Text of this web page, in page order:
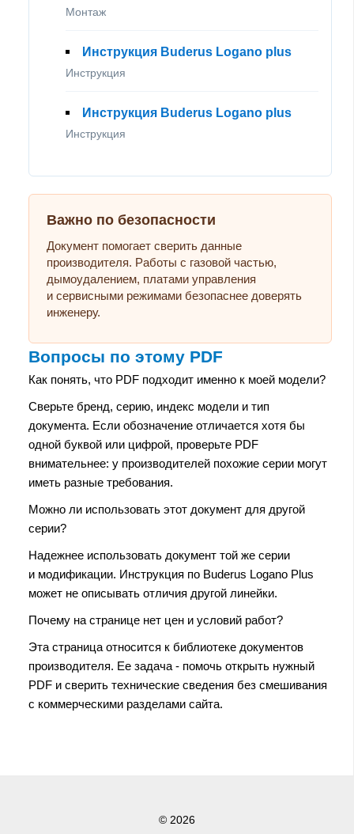
Монтаж
Инструкция Buderus Logano plus
Инструкция
Инструкция Buderus Logano plus
Инструкция
Важно по безопасности
Документ помогает сверить данные
производителя. Работы с газовой частью,
дымоудалением, платами управления
и сервисными режимами безопаснее доверять
инженеру.
Вопросы по этому PDF
Как понять, что PDF подходит именно к моей модели?
Сверьте бренд, серию, индекс модели и тип
документа. Если обозначение отличается хотя бы
одной буквой или цифрой, проверьте PDF
внимательнее: у производителей похожие серии могут
иметь разные требования.
Можно ли использовать этот документ для другой
серии?
Надежнее использовать документ той же серии
и модификации. Инструкция по Buderus Logano Plus
может не описывать отличия другой линейки.
Почему на странице нет цен и условий работ?
Эта страница относится к библиотеке документов
производителя. Ее задача - помочь открыть нужный
PDF и сверить технические сведения без смешивания
с коммерческими разделами сайта.
© 2026